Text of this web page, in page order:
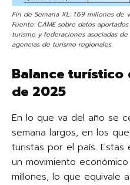
Fin de Semana XL: 1.69 millones de
Fuente: CAME sobre datos
turismo y federaciones asociadas
agencias de turismo regionales.
Balance turístico
de 2025
En lo que va del año se
semana largos, en los
turistas por el país.
un movimiento
millones, lo que equivale